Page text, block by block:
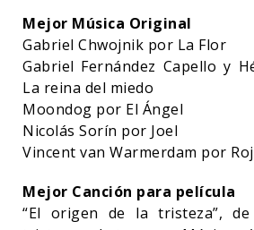
Mejor Música Original
Gabriel Chwojnik por La Flor
Gabriel Fernández Capello y
La reina del miedo
Moondog por El Ángel
Nicolás Sorín por Joel
Vincent van Warmerdam por
Mejor Canción para película
“El origen de la tristeza”,